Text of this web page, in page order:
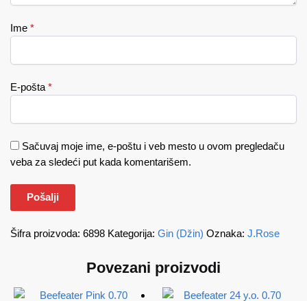
Ime *
E-pošta *
Sačuvaj moje ime, e-poštu i veb mesto u ovom pregledaču
veba za sledeći put kada komentarišem.
Šifra proizvoda: 6898 Kategorija: Gin (Džin) Oznaka: J.Rose
Povezani proizvodi